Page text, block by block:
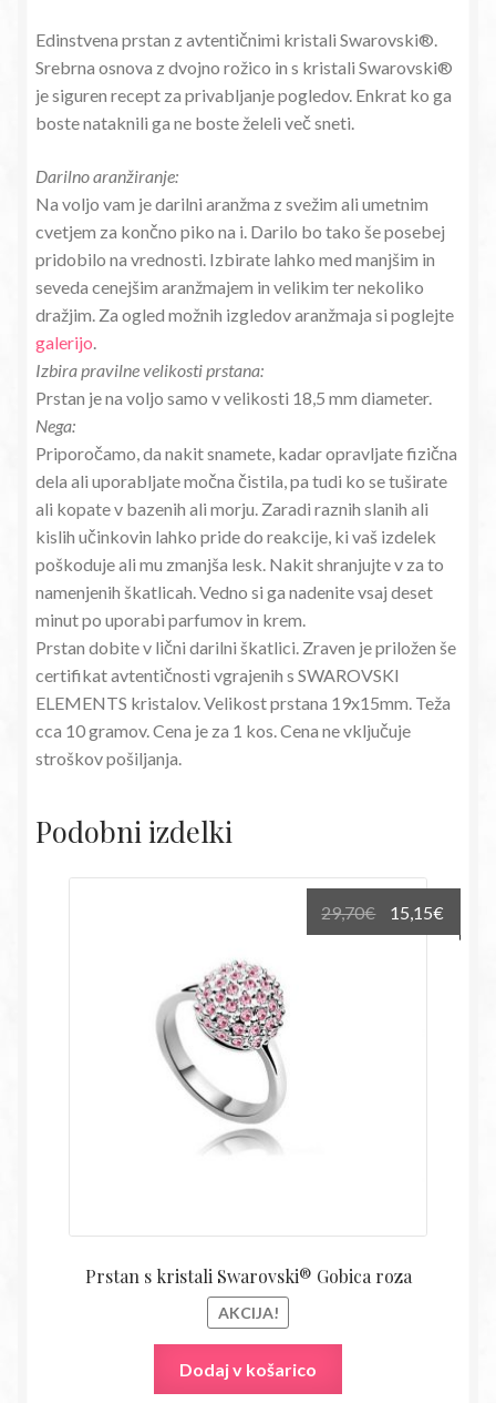
Edinstvena prstan z avtentičnimi kristali Swarovski®.
Srebrna osnova z dvojno rožico in s kristali Swarovski®
je siguren recept za privabljanje pogledov. Enkrat ko ga
boste nataknili ga ne boste želeli več sneti.
Darilno aranžiranje:
Na voljo vam je darilni aranžma z svežim ali umetnim
cvetjem za končno piko na i. Darilo bo tako še posebej
pridobilo na vrednosti. Izbirate lahko med manjšim in
seveda cenejšim aranžmajem in velikim ter nekoliko
dražjim. Za ogled možnih izgledov aranžmaja si poglejte
galerijo
Izbira pravilne velikosti prstana:
Prstan je na voljo samo v velikosti 18,5 mm diameter.
Nega:
Priporočamo, da nakit snamete, kadar opravljate fizična
dela ali uporabljate močna čistila, pa tudi ko se tuširate
ali kopate v bazenih ali morju. Zaradi raznih slanih ali
kislih učinkovin lahko pride do reakcije, ki vaš izdelek
poškoduje ali mu zmanjša lesk. Nakit shranjujte v za to
namenjenih škatlicah. Vedno si ga nadenite vsaj deset
minut po uporabi parfumov in krem.
Prstan dobite v lični darilni škatlici. Zraven je priložen še
certifikat avtentičnosti vgrajenih s SWAROVSKI
ELEMENTS kristalov. Velikost prstana 19x15mm. Teža
cca 10 gramov. Cena je za 1 kos. Cena ne vključuje
stroškov pošiljanja.
Podobni izdelki
Prstan s kristali Swarovski® Gobica roza
AKCIJA!
29,70€
Izvirna
cena
15,15€
cena
Dodaj v košarico